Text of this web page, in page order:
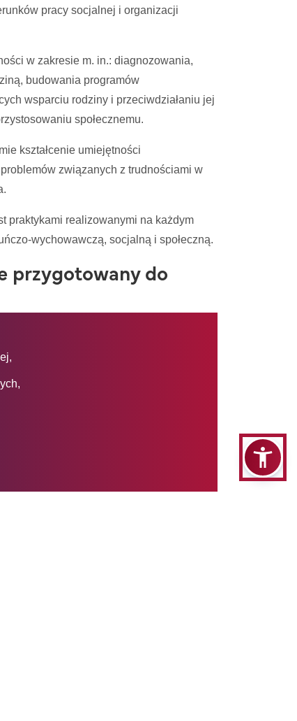
pracy socjalnej i organizacji
w zakresie m. in.: diagnozowania,
budowania programów
wsparciu rodziny i przeciwdziałaniu jej
społecznemu.
kształcenie umiejętności
związanych z trudnościami w
praktykami realizowanymi na każdym
wychowawczą, socjalną i społeczną.
przygotowany do